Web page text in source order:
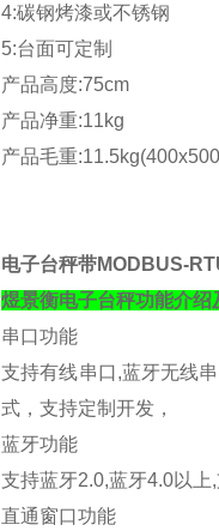
4:碳钢烤漆或不锈钢
5:台面可定制
产品高度:75cm
产品净重:11kg
产品毛重
电子台秤带MODBUS-
煜景衡电子台秤功能介绍
串口功能
支持有线串口,蓝牙无线
式，支持定制开发，
蓝牙功能
支持蓝牙2.0,蓝牙4.0以上,
直通窗口功能